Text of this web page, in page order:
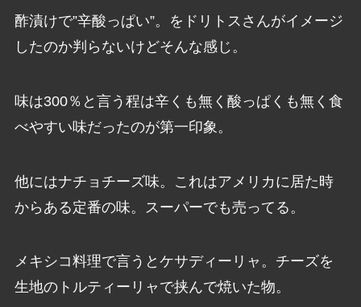
酢漬けで”辛酸っぱい”。をドリトスさんがイメージ
したのか判らないけどそんな感じ。
味は300％と言う程は辛くも無く酸っぱくも無く食
べやすい味だったのが第一印象。
他にはナチョチーズ味。これはアメリカに居た時
からある定番の味。スーパーでも売ってる。
メキシコ料理で言うとケサディーリャ。チーズを
生地のトルティーリャで挟んで焼いた物。